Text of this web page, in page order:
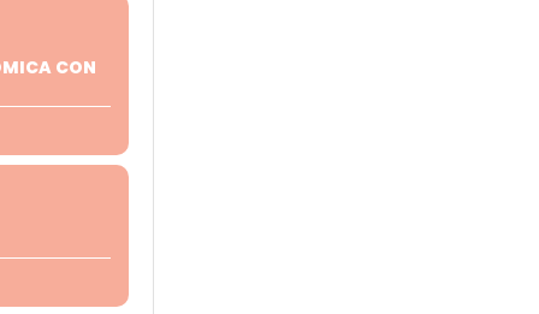
CON